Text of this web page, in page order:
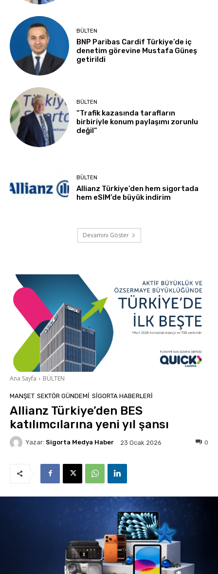
BÜLTEN
BNP Paribas Cardif Türkiye’de iç
denetim görevine Mustafa Güneş
getirildi
BÜLTEN
“Trafik kazasında tarafların
birbiriyle konum paylaşımı zorunlu
değil”
BÜLTEN
Allianz Türkiye’den hem sigortada
hem eSIM’de büyük indirim
Devamını Göster